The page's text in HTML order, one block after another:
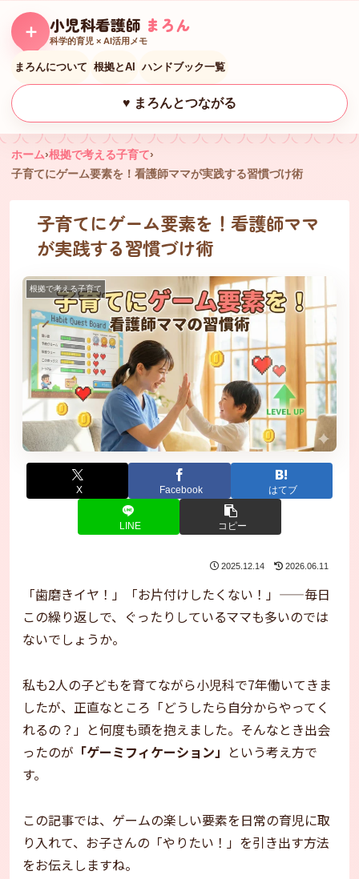
＋ 小児科看護師 まろん
科学的育児 × AI活用メモ
まろんについて 根拠とAI ハンドブック一覧
♥ まろんとつながる
ホーム›根拠で考える子育て›
子育てにゲーム要素を！看護師ママが実践する習慣づけ術
子育てにゲーム要素を！看護師ママ
が実践する習慣づけ術
根拠で考える子育て
X Facebook はてブ
LINE コピー
2025.12.14 2026.06.11
「歯磨きイヤ！」「お片付けしたくない！」——毎日
この繰り返しで、ぐったりしているママも多いのでは
ないでしょうか。
私も2人の子どもを育てながら小児科で7年働いてきま
したが、正直なところ「どうしたら自分からやってく
れるの？」と何度も頭を抱えました。そんなとき出会
ったのが 「ゲーミフィケーション」 という考え方で
す。
この記事では、ゲームの楽しい要素を日常の育児に取
り入れて、お子さんの「やりたい！」を引き出す方法
をお伝えしますね。